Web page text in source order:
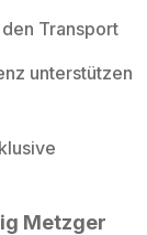
Transport
unterstützen
Metzger